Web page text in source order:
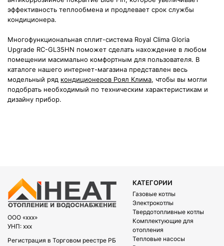
эффективность теплообмена и продлевает срок службы
кондиционера.
Многофункциональная сплит-система Royal Clima Gloria
Upgrade RC-GL35HN поможет сделать нахождение в любом
помещении масимально комфортным для пользователя. В
каталоге нашего интернет-магазина представлен весь
модельный ряд кондиционеров Роял Клима, чтобы вы могли
подобрать необходимый по техническим характеристикам и
дизайну прибор.
OOO «xxx»
УНП: xxx
Регистрация в Торговом реестре РБ
КАТЕГОРИИ
Газовые котлы
Электрокотлы
Твердотопливные котлы
Комплектующие для
отопления
Тепловые насосы